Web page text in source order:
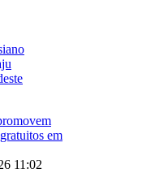
11:02